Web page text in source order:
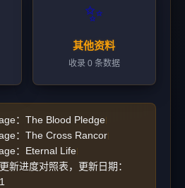
✨
其他资料
收录 0 条数据
：The Blood Pledge|
：The Cross Rancor|
：Eternal Life|
新进度对照表，更新日期：